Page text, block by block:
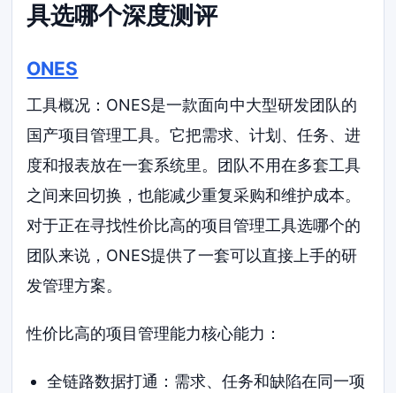
具选哪个深度测评
ONES
工具概况：ONES是一款面向中大型研发团队的
国产项目管理工具。它把需求、计划、任务、进
度和报表放在一套系统里。团队不用在多套工具
之间来回切换，也能减少重复采购和维护成本。
对于正在寻找性价比高的项目管理工具选哪个的
团队来说，ONES提供了一套可以直接上手的研
发管理方案。
性价比高的项目管理能力核心能力：
全链路数据打通：需求、任务和缺陷在同一项